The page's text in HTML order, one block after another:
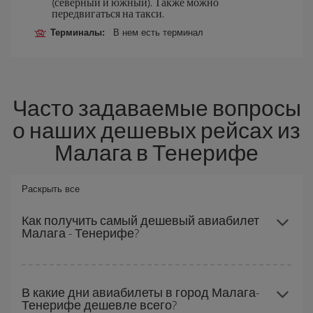
передвигаться на такси.
Терминалы: В нем есть терминал
Часто задаваемые вопросы
о наших дешевых рейсах из
Малага в Тенерифе
Раскрыть все
Как получить самый дешевый авиабилет
Малага - Тенерифе?
получить самый дешевый авиабилет, если будете избегать
пиковых дат, покупать заранее и сможете гибко выбирать даты
В какие дни авиабилеты в город Малага-
Тенерифе дешевле всего?